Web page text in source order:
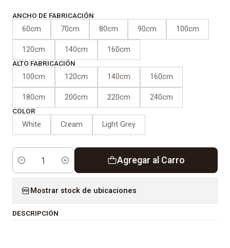
ANCHO DE FABRICACIÓN
60cm 70cm 80cm 90cm 100cm
120cm 140cm 160cm
ALTO FABRICACIÓN
100cm 120cm 140cm 160cm
180cm 200cm 220cm 240cm
COLOR
White Cream Light Grey
Cantidad
Agregar al Carro
Mostrar stock de ubicaciones
DESCRIPCIÓN